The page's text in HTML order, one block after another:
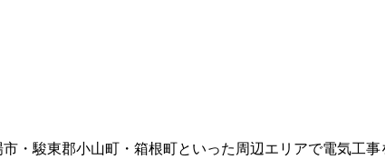
・駿東郡小山町・箱根町といった周辺エリアで電気工